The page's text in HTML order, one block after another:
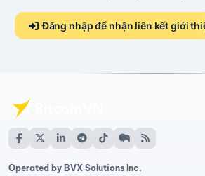
Đăng nhập để nhận liên kết giới
Operated by BVX Solutions Inc.